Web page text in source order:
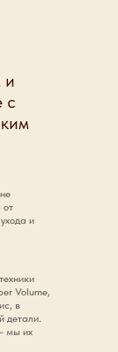
и
с
от
и
Volume,
в
детали.
мы их